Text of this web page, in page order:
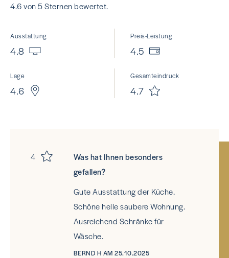
4.6 von 5 Sternen bewertet.
Ausstattung
4.8
Preis-Leistung
4.5
Lage
4.6
Gesamteindruck
4.7
4
Was hat Ihnen besonders
gefallen?
Gute Ausstattung der Küche.
Schöne helle saubere Wohnung.
Ausreichend Schränke für
Wäsche.
BERND H AM 25.10.2025